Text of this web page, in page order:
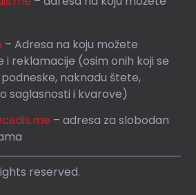
– Adresa na koju možete
reklamacije (osim onih koji se
naknadu štete,
saglasnosti i kvarove)
– adresa za slobodan
reserved.